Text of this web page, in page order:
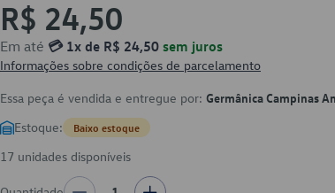
R$ 24,50
Em até 💳 1x de R$ 24,50 sem juros
Informações sobre condições de parcelamento
Essa peça é vendida e entregue por: Germânica Campinas
Estoque: Baixo estoque
17 unidades disponíveis